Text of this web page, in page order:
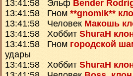
13:41:58 Эльф Bender
13:41:58 Гном **gnomik**
13:41:58 Человек Макошь
13:41:58 Хоббит ShuraH
13:41:58 Гном городской
удары
13:41:58 Хоббит ShuraH